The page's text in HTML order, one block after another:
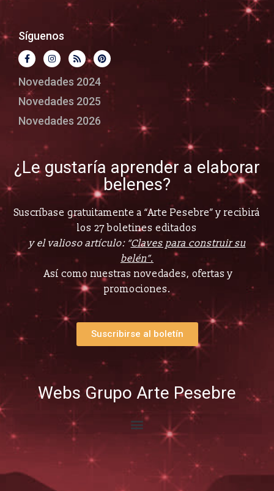
Síguenos
Novedades 2024
Novedades 2025
Novedades 2026
¿Le gustaría aprender a elaborar
belenes?
Suscríbase gratuitamente a “Arte Pesebre” y recibirá
los 27 boletines editados
y el valioso artículo: “Claves para construir su
belén”.
Así como nuestras novedades, ofertas y
promociones.
Suscribirse al boletín
Webs Grupo Arte Pesebre